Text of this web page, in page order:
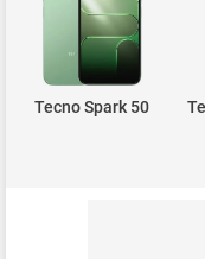
Tecno Spark 50